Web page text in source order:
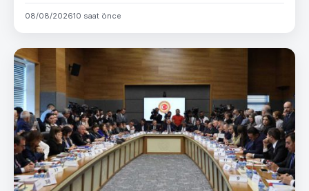
08/08/202610 saat önce